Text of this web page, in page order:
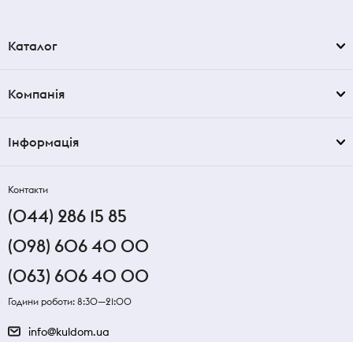
Каталог
Компанія
Інформація
Контакти
(044) 286 15 85
(098) 606 40 00
(063) 606 40 00
Години роботи: 8:30—21:00
info@kuldom.ua